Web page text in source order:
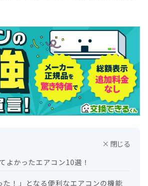
よかったエアコン10選！
た！」となる便利なエアコンの機能